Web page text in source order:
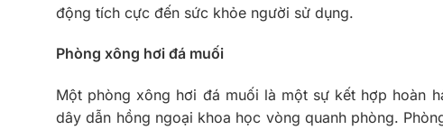
động tích cực đến sức khỏe người sử dụng.
Phòng xông hơi đá muối
Một phòng xông hơi đá muối là một sự kết hợp hoàn
dây dẫn hồng ngoại khoa học vòng quanh phòng.